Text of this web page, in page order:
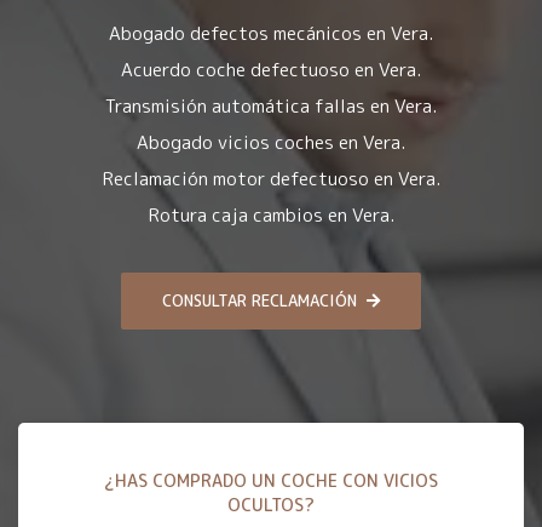
Abogado defectos mecánicos en Vera.
Acuerdo coche defectuoso en Vera.
Transmisión automática fallas en Vera.
Abogado vicios coches en Vera.
Reclamación motor defectuoso en Vera.
Rotura caja cambios en Vera.
CONSULTAR RECLAMACIÓN
¿HAS COMPRADO UN COCHE CON VICIOS
OCULTOS?